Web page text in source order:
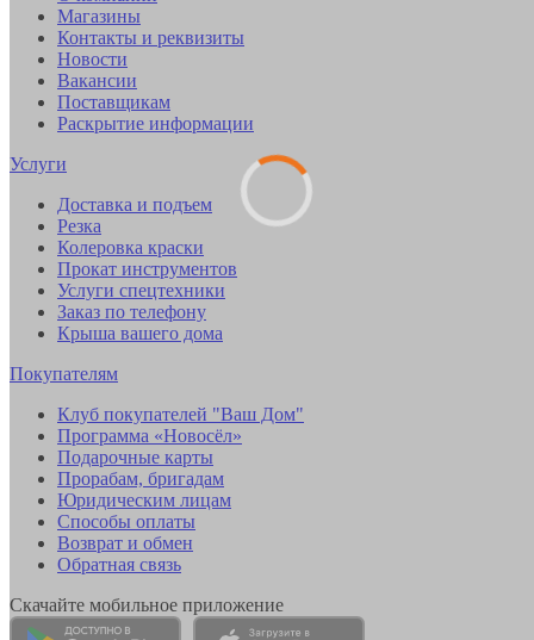
Магазины
Контакты и реквизиты
Новости
Вакансии
Поставщикам
Раскрытие информации
Услуги
Доставка и подъем
Резка
Колеровка краски
Прокат инструментов
Услуги спецтехники
Заказ по телефону
Крыша вашего дома
Покупателям
Клуб покупателей "Ваш Дом"
Программа «Новосёл»
Подарочные карты
Прорабам, бригадам
Юридическим лицам
Способы оплаты
Возврат и обмен
Обратная связь
Скачайте мобильное приложение